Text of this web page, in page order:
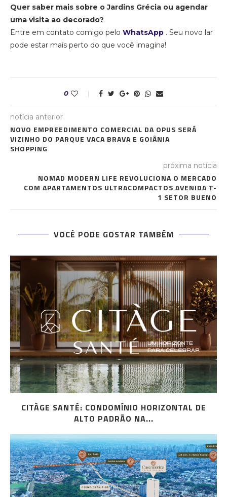
Quer saber mais sobre o Jardins Grécia ou agendar
uma visita ao decorado?
Entre em contato comigo pelo WhatsApp . Seu novo lar
pode estar mais perto do que você imagina!
0
notícia anterior
NOVO EMPREEDIMENTO COMERCIAL DA OPUS SERÁ
VIZINHO DO PARQUE VACA BRAVA E GOIÂNIA
SHOPPING
próxima notícia
NOMAD MODERN LIFE REVOLUCIONA O MERCADO
COM APARTAMENTOS ULTRACOMPACTOS AVENIDA T-
1 SETOR BUENO
VOCÊ PODE GOSTAR TAMBÉM
CITÀGE SANTÉ: CONDOMÍNIO HORIZONTAL DE
ALTO PADRÃO NA...